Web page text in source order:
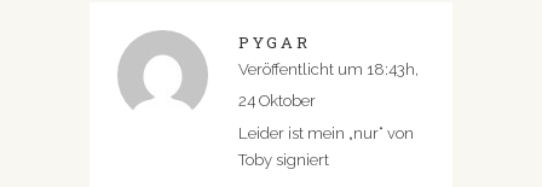
PYGAR
Veröffentlicht um 18:43h,
24 Oktober
Leider ist mein „nur“ von
Toby signiert